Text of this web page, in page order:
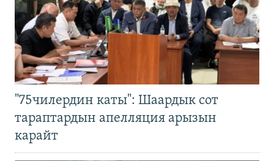
"75чилердин каты": Шаардык сот
тараптардын апелляция арызын
карайт